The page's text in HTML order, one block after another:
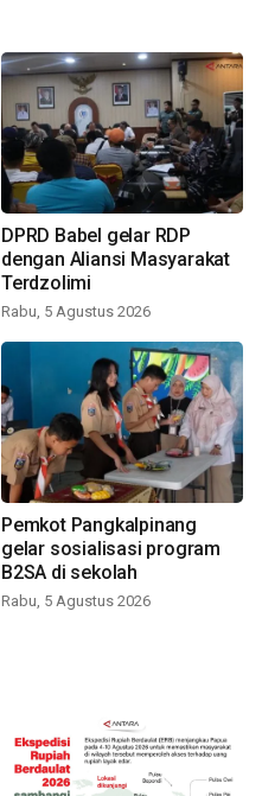
DPRD Babel gelar RDP
dengan Aliansi Masyarakat
Terdzolimi
Rabu, 5 Agustus 2026
Pemkot Pangkalpinang
gelar sosialisasi program
B2SA di sekolah
Rabu, 5 Agustus 2026